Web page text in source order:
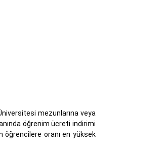
mezunlarına veya
öğrenim ücreti indirimi
oranı en yüksek